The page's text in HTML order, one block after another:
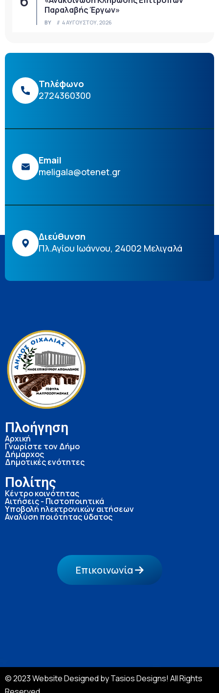
Παραλαβής Έργων»
BY 4 ΑΥΓΟΎΣΤΟΥ, 2026
Τηλέφωνο
2724360300
Email
meligala@otenet.gr
Διεύθυνση
Πλ.Αγίου Ιωάννου, 24002 Μελιγαλά
Πλοήγηση
Αρχική
Γνωρίστε τον Δήμο
Δήμαρχος
Δημοτικές ενότητες
Πολίτης
Κέντρο κοινότητας
Αιτήσεις - Πιστοποιητικά
Υποβολή ηλεκτρονικών αιτήσεων
Αναλύση ποιότητας ύδατος
Επικοινωνία
© 2023 Website Designed by Tasios Designs! All Rights